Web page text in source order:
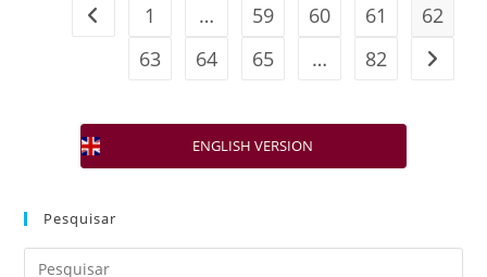
1 … 59 60 61
62
63
64 65 … 82
ENGLISH VERSION
Pesquisar